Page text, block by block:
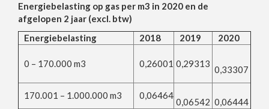
Energiebelasting op gas per m3 in 2020 en de
afgelopen 2 jaar (excl. btw)
Energiebelasting
2018 2019 2020
0 – 170.000 m3 0,26001 0,29313
0,33307
170.001 – 1.000.000 m3 0,06464
0,06542 0,06444